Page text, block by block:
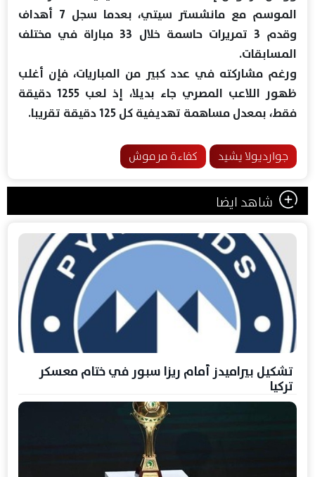
الموسم مع مانشستر سيتي، بعدما سجل 7 أهداف
وقدم 3 تمريرات حاسمة خلال 33 مباراة في مختلف
المسابقات.
ورغم مشاركته في عدد كبير من المباريات، فإن أغلب
ظهور اللاعب المصري جاء بديلا، إذ لعب 1255 دقيقة
فقط، بمعدل مساهمة تهديفية كل 125 دقيقة تقريبا.
جوارديولا يشيد كفاءة مرموش
شاهد ايضا
تشكيل بيراميدز أمام ريزا سبور في ختام معسكر
تركيا